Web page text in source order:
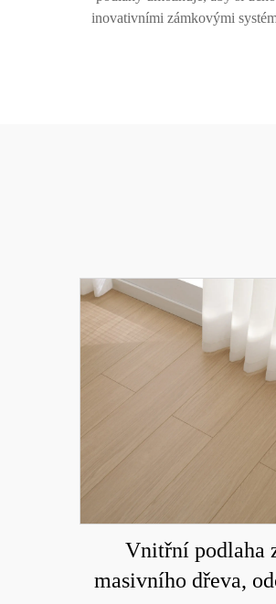
inovativními zámkovými
Vnitřní podlaha
masivního dřeva,